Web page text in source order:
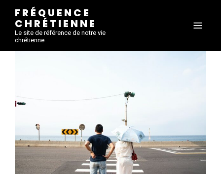
FRÉQUENCE
CHRÉTIENNE
Le site de référence de notre vie
chrétienne